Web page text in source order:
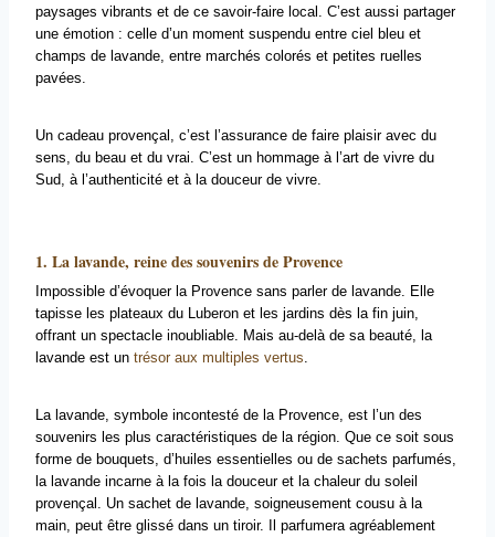
paysages vibrants et de ce savoir-faire local. C’est aussi partager
une émotion : celle d’un moment suspendu entre ciel bleu et
champs de lavande, entre marchés colorés et petites ruelles
pavées.
Un cadeau provençal, c’est l’assurance de faire plaisir avec du
sens, du beau et du vrai. C’est un hommage à l’art de vivre du
Sud, à l’authenticité et à la douceur de vivre.
1. La lavande, reine des souvenirs de Provence
Impossible d’évoquer la Provence sans parler de lavande. Elle
tapisse les plateaux du Luberon et les jardins dès la fin juin,
offrant un spectacle inoubliable. Mais au-delà de sa beauté, la
lavande est un trésor aux multiples vertus.
La lavande, symbole incontesté de la Provence, est l’un des
souvenirs les plus caractéristiques de la région. Que ce soit sous
forme de bouquets, d’huiles essentielles ou de sachets parfumés,
la lavande incarne à la fois la douceur et la chaleur du soleil
provençal. Un sachet de lavande, soigneusement cousu à la
main, peut être glissé dans un tiroir. Il parfumera agréablement